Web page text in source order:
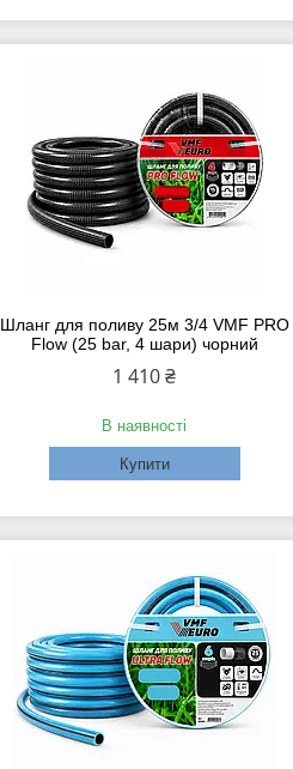
Шланг для поливу 25м 3/4 VMF PRO
Flow (25 bar, 4 шари) чорний
1 410 ₴
В наявності
Купити